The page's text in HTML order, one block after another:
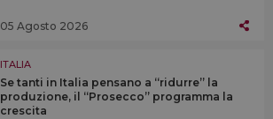
05 Agosto 2026
ITALIA
Se tanti in Italia pensano a “ridurre” la
produzione, il “Prosecco” programma la
crescita